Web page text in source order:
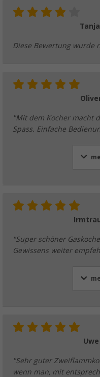
Diese Bewertung wurde
"Mit dem Kocher macht
Spass. Einfache
"Super schöner
Gewissens weiter
Uwe
"Sehr guter
wenn man, mit